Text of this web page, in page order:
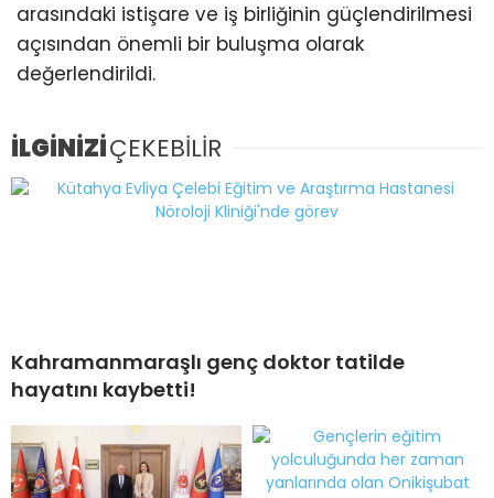
arasındaki istişare ve iş birliğinin güçlendirilmesi
açısından önemli bir buluşma olarak
değerlendirildi.
İLGİNİZİÇEKEBİLİR
Kahramanmaraşlı genç doktor tatilde
hayatını kaybetti!